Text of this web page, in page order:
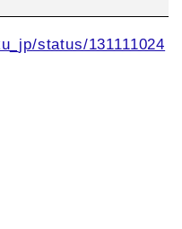
status/131111024